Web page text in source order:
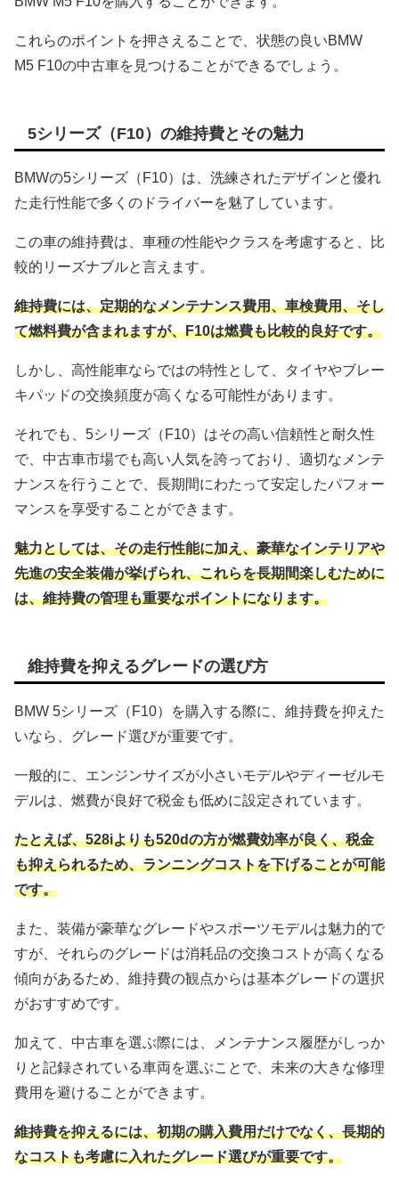
これらのポイントを押さえることで、状態の良いBMW
M5 F10の中古車を見つけることができるでしょう。
5シリーズ（F10）の維持費とその魅力
BMWの5シリーズ（F10）は、洗練されたデザインと優れ
た走行性能で多くのドライバーを魅了しています。
この車の維持費は、車種の性能やクラスを考慮すると、比
較的リーズナブルと言えます。
維持費には、定期的なメンテナンス費用、車検費用、そし
て燃料費が含まれますが、F10は燃費も比較的良好です。
しかし、高性能車ならではの特性として、タイヤやブレー
キパッドの交換頻度が高くなる可能性があります。
それでも、5シリーズ（F10）はその高い信頼性と耐久性
で、中古車市場でも高い人気を誇っており、適切なメンテ
ナンスを行うことで、長期間にわたって安定したパフォー
マンスを享受することができます。
魅力としては、その走行性能に加え、豪華なインテリアや
先進の安全装備が挙げられ、これらを長期間楽しむために
は、維持費の管理も重要なポイントになります。
維持費を抑えるグレードの選び方
BMW 5シリーズ（F10）を購入する際に、維持費を抑えた
いなら、グレード選びが重要です。
一般的に、エンジンサイズが小さいモデルやディーゼルモ
デルは、燃費が良好で税金も低めに設定されています。
たとえば、528iよりも520dの方が燃費効率が良く、税金
も抑えられるため、ランニングコストを下げることが可能
です。
また、装備が豪華なグレードやスポーツモデルは魅力的で
すが、それらのグレードは消耗品の交換コストが高くなる
傾向があるため、維持費の観点からは基本グレードの選択
がおすすめです。
加えて、中古車を選ぶ際には、メンテナンス履歴がしっか
りと記録されている車両を選ぶことで、未来の大きな修理
費用を避けることができます。
維持費を抑えるには、初期の購入費用だけでなく、長期的
なコストも考慮に入れたグレード選びが重要です。